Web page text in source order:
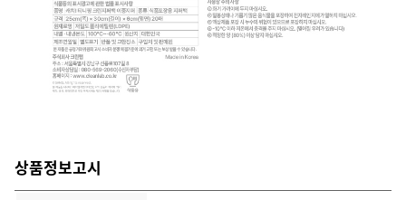
상품정보고시